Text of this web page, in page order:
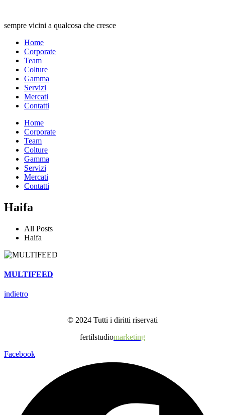
sempre vicini a qualcosa che cresce
Home
Corporate
Team
Colture
Gamma
Servizi
Mercati
Contatti
Home
Corporate
Team
Colture
Gamma
Servizi
Mercati
Contatti
Haifa
All Posts
Haifa
MULTIFEED
indietro
© 2024 Tutti i diritti riservati
fertilstudiomarketing
Facebook